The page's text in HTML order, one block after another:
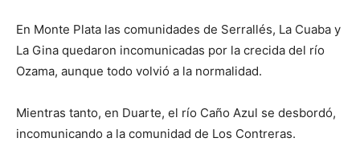
En Monte Plata las comunidades de Serrallés, La Cuaba y
La Gina quedaron incomunicadas por la crecida del río
Ozama, aunque todo volvió a la normalidad.
Mientras tanto, en Duarte, el río Caño Azul se desbordó,
incomunicando a la comunidad de Los Contreras.